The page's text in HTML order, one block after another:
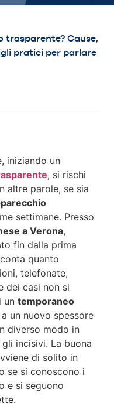
trasparente? Cause,
pratici per parlare
iniziando un
, si rischi
altre parole, se sia
settimane. Presso
a Verona,
fin dalla prima
quanto
telefonate,
dei casi non si
un temporaneo
un nuovo spessore
diverso modo in
incisivi. La buona
di solito in
se si conoscono i
e si seguono